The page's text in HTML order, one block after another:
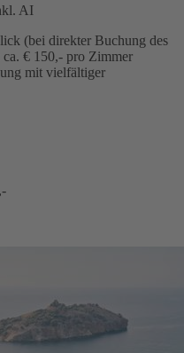
AI
(bei direkter Buchung des
€ 150,- pro Zimmer
mit vielfältiger